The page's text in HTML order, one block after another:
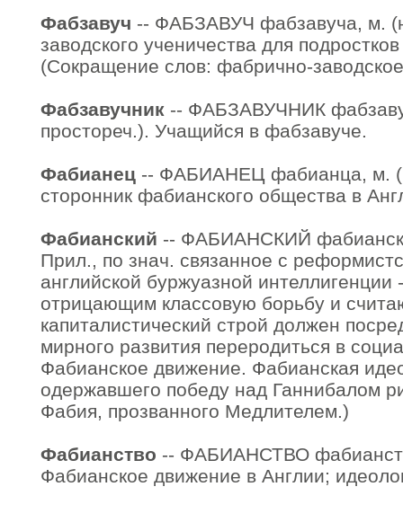
Фабзавуч -- ФАБЗАВУЧ фабзавуча, м.
заводского ученичества для
(Сокращение слов: фабрично-
Фабзавучник -- ФАБЗАВУЧНИК
простореч.). Учащийся в фабзавуче.
Фабианец -- ФАБИАНЕЦ фабианца, м.
сторонник фабианского общества в
Фабианский -- ФАБИАНСКИЙ
Прил., по знач. связанное с
английской буржуазной
отрицающим классовую борьбу и
капиталистический строй должен
мирного развития переродиться в
Фабианское движение. Фабианская
одержавшего победу над Ганнибалом
Фабия, прозванного Медлителем.)
Фабианство -- ФАБИАНСТВО
Фабианское движение в Англии;